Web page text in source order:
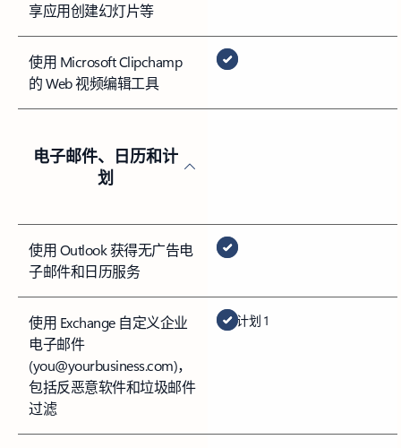
享应用创建幻灯片等
使用 Microsoft Clipchamp
的 Web 视频编辑工具
电子邮件、日历和计
划
使用 Outlook 获得无广告电
子邮件和日历服务
使用 Exchange 自定义企业
电子邮件
(you@yourbusiness.com)，
包括反恶意软件和垃圾邮件
过滤
计划 1